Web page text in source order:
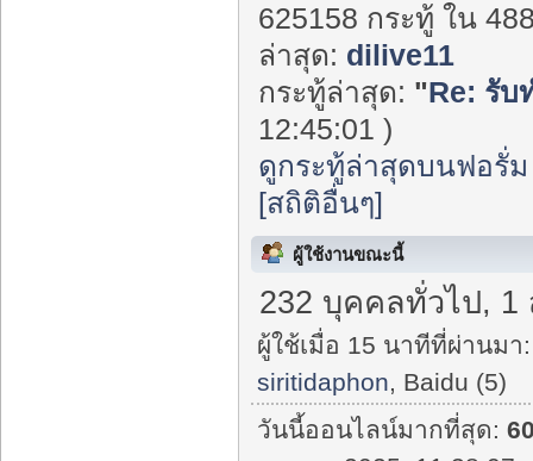
625158 กระทู้ ใน
ล่าสุด: dilive11
กระทู้ล่าสุด: "Re: รับ
12:45:01 )
ดูกระทู้ล่าสุดบนฟอรั่ม
[สถิติอื่นๆ]
ผู้ใช้งานขณะนี้
232 บุคคลทั่วไป, 1
ผู้ใช้เมื่อ 15 นาทีที่ผ่านมา:
siritidaphon, Baidu (5)
วันนี้ออนไลน์มากที่สุด: